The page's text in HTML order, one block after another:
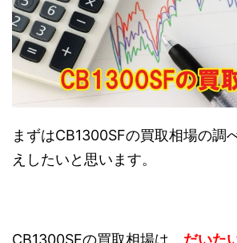
まずはCB1300SFの買取相場の調
えしたいと思います。
CB1300SFの買取相場は、 だいた